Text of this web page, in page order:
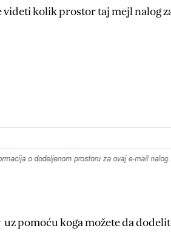
kolik prostor taj mejl nalog
pomoću koga možete da